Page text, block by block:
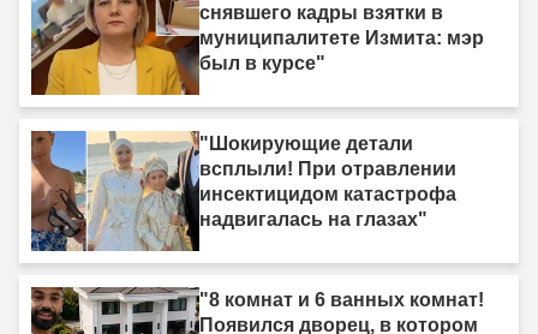
снявшего кадры взятки в
муниципалитете Измита: мэр
был в курсе"
"Шокирующие детали
всплыли! При отравлении
инсектицидом катастрофа
надвигалась на глазах"
"8 комнат и 6 ванных комнат!
Появился дворец, в котором